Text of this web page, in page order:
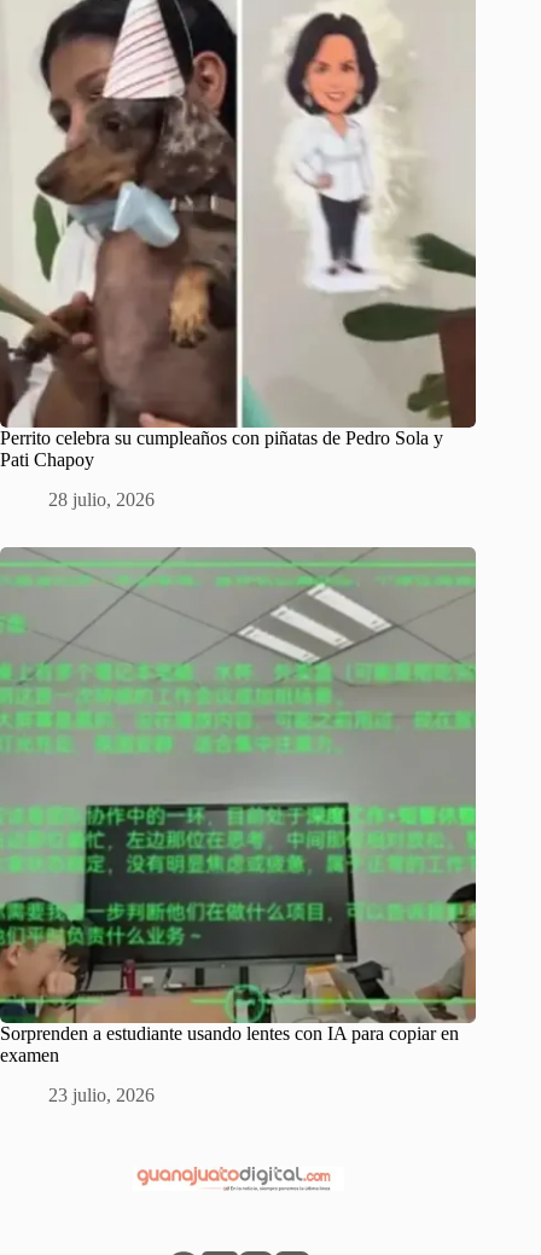
Perrito celebra su cumpleaños con piñatas de Pedro Sola y
Pati Chapoy
28 julio, 2026
Sorprenden a estudiante usando lentes con IA para copiar en
examen
23 julio, 2026